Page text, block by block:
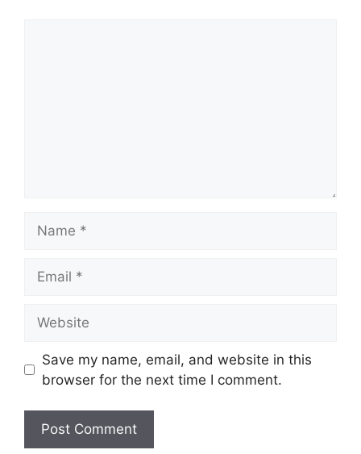
Save my name, email, and website in this
browser for the next time I comment.